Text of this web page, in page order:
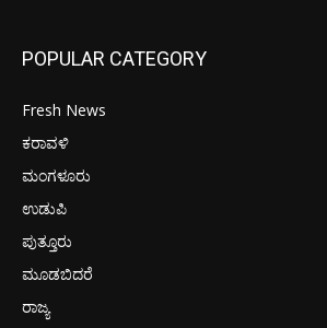
POPULAR CATEGORY
Fresh News
ಕರಾವಳಿ
ಮಂಗಳೂರು
ಉಡುಪಿ
ಪುತ್ತೂರು
ಮೂಡಬಿದರೆ
ರಾಜ್ಯ